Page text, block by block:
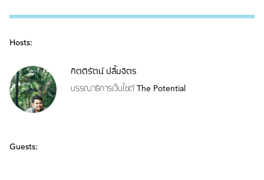
Hosts:
กิตติรัตน์ ปลื้มจิตร
บรรณาธิการเว็บไซต์ The Potential
Guests: